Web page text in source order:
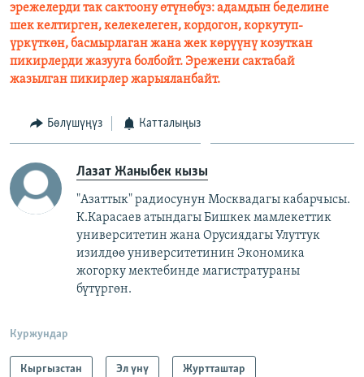
эрежелерди так сактоону өтүнөбүз: адамдын беделине
шек келтирген, келекелеген, кордогон, коркутуп-
үркүткөн, басмырлаган жана жек көрүүнү козуткан
пикирлерди жазууга болбойт. Эрежени сактабай
жазылган пикирлер жарыяланбайт.
Бөлүшүңүз Катталыңыз
Лазат Жаныбек кызы
"Азаттык" радиосунун Москвадагы кабарчысы.
К.Карасаев атындагы Бишкек мамлекеттик
университетин жана Орусиядагы Улуттук
изилдөө университетинин Экономика
жогорку мектебинде магистратураны
бүтүргөн.
Куржундар
Кыргызстан Эл үнү Журтташтар